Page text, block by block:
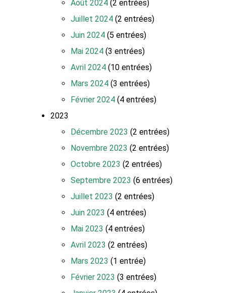
Août 2024 (2 entrées)
Juillet 2024 (2 entrées)
Juin 2024 (5 entrées)
Mai 2024 (3 entrées)
Avril 2024 (10 entrées)
Mars 2024 (3 entrées)
Février 2024 (4 entrées)
2023
Décembre 2023 (2 entrées)
Novembre 2023 (2 entrées)
Octobre 2023 (2 entrées)
Septembre 2023 (6 entrées)
Juillet 2023 (2 entrées)
Juin 2023 (4 entrées)
Mai 2023 (4 entrées)
Avril 2023 (2 entrées)
Mars 2023 (1 entrée)
Février 2023 (3 entrées)